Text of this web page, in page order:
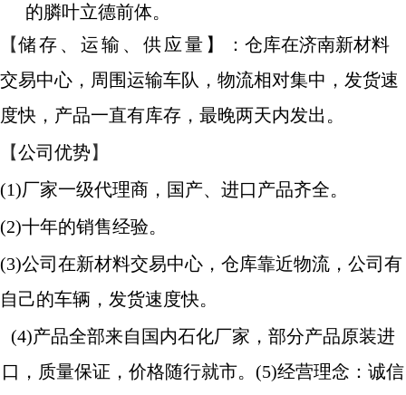
的膦叶立德前体。
【储存、运输、供应量】
：仓库在济南新材料
交易中心，周围运输车队，物流相对集中，发货速
度快，产品一直有库存，最晚两天内发出。
【公司优势】
(1)厂家一级代理商，国产、进口产品齐全。
(2)十年的销售经验。
(3)公司在新材料交易中心，仓库靠近物流，公司有
自己的车辆，发货速度快。
(4)产品全部来自国内石化厂家，部分产品原装进
口，质量保证，价格随行就市。 (5)经营理念：诚信